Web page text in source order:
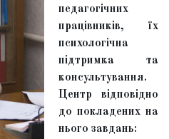
педагогічних
працівників, їх
психологічна
підтримка та
консультування.
Центр відповідно
до покладених на
нього завдань: